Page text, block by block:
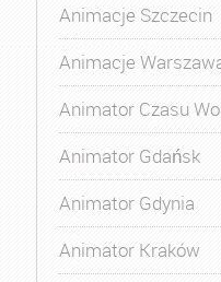
Animacje Szczecin
Animacje
Animator Czasu
Animator Gdańsk
Animator Gdynia
Animator Kraków